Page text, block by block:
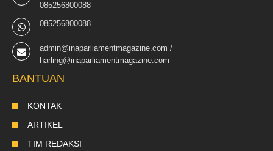
085256800088
085256800088
admin@inaparliamentmagazine.com /
harling@inaparliamentmagazine.com
BANTUAN
KONTAK
ARTIKEL
TIM REDAKSI